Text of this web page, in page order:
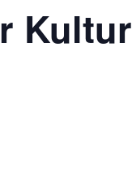
Kultur